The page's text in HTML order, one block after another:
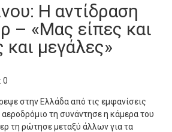
Η αντίδραση
– «Μας είπες και
μεγάλες»
0
στην Ελλάδα από τις εμφανίσεις
τη συνάντησε η κάμερα του
τη ρώτησε μεταξύ άλλων για τα